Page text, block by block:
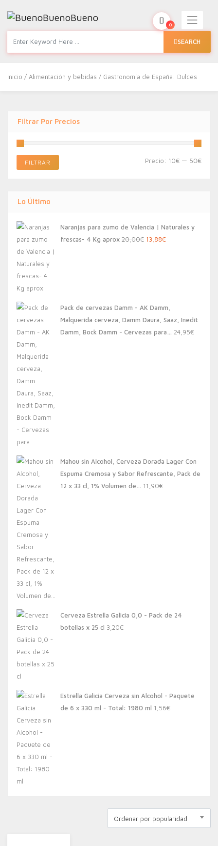
SEARCH
0
Inicio / Alimentación y bebidas / Gastronomía de España: Dulces
Filtrar Por Precios
FILTRAR Precio: 10€ — 50€
Lo Último
Naranjas para zumo de Valencia | Naturales y
frescas- 4 Kg aprox 20,00€ El
13,88€El
Pack de cervezas Damm - AK Damm,
Malquerida cerveza, Damm Daura, Saaz, Inedit
Damm, Bock Damm - Cervezas para… 24,95€
Mahou sin Alcohol, Cerveza Dorada Lager Con
Espuma Cremosa y Sabor Refrescante, Pack de
12 x 33 cl, 1% Volumen de… 11,90€
Cerveza Estrella Galicia 0,0 - Pack de 24
botellas x 25 cl 3,20€
Estrella Galicia Cerveza sin Alcohol - Paquete
de 6 x 330 ml - Total: 1980 ml 1,56€
Ordenar por popularidad